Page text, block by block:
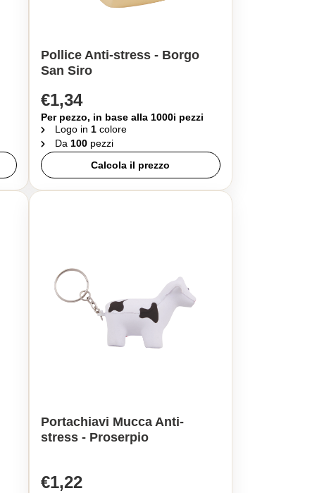
Pollice Anti-stress - Borgo
San Siro
€1,34
Per pezzo, in base alla 1000i pezzi
Logo in 1colore
Da 100pezzi
Calcola il prezzo
Portachiavi Mucca Anti-
stress - Proserpio
€1,22